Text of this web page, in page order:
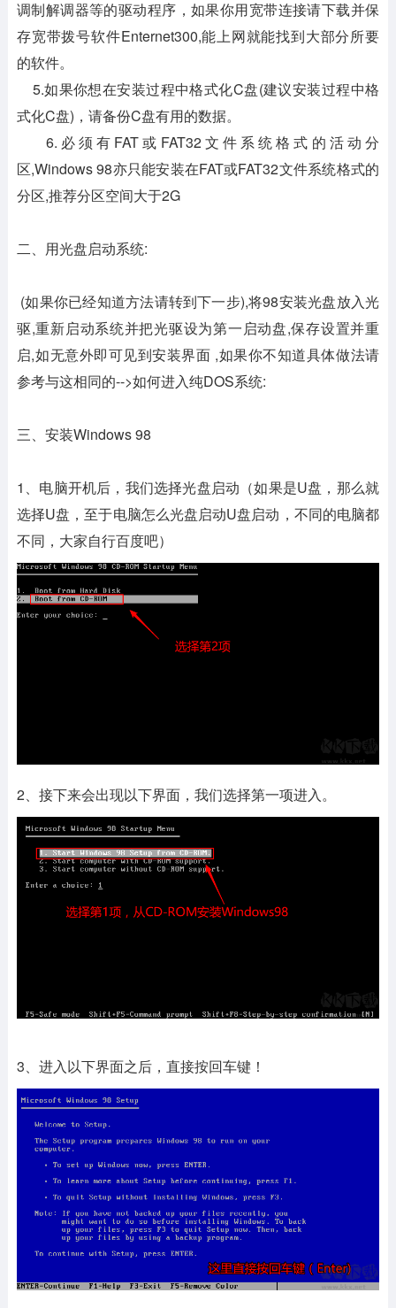
调制解调器等的驱动程序，如果你用宽带连接请下载并保
存宽带拨号软件Enternet300,能上网就能找到大部分所要
的软件。
5.如果你想在安装过程中格式化C盘(建议安装过程中格
式化C盘)，请备份C盘有用的数据。
6.必须有FAT或FAT32文件系统格式的活动分
区,Windows 98亦只能安装在FAT或FAT32文件系统格式的
分区,推荐分区空间大于2G
二、用光盘启动系统:
(如果你已经知道方法请转到下一步),将98安装光盘放入光
驱,重新启动系统并把光驱设为第一启动盘,保存设置并重
启,如无意外即可见到安装界面 ,如果你不知道具体做法请
参考与这相同的-->如何进入纯DOS系统:
三、安装Windows 98
1、电脑开机后，我们选择光盘启动（如果是U盘，那么就
选择U盘，至于电脑怎么光盘启动U盘启动，不同的电脑都
不同，大家自行百度吧）
2、接下来会出现以下界面，我们选择第一项进入。
3、进入以下界面之后，直接按回车键！